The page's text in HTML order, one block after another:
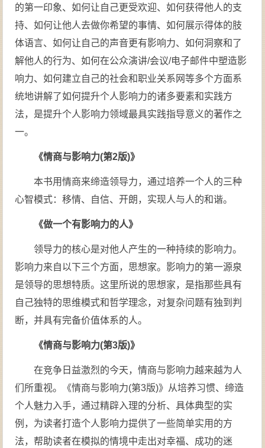
的第一印象、如何让自己更受欢迎、如何获得他人的支
持、如何让他人去做你希望的事情、如何展示得体的肢
体语言、如何让自己的声音更有影响力、如何洞察和了
解他人的行为、如何在公众演讲/会议/电子邮件中塑造影
响力、如何建立自己的社会和职业关系网等多个方面系
统地讲解了如何提升个人影响力的诸多要素和实践方
法，是提升个人影响力领域最具实践指导意义的著作之
一。
《情商与影响力(第2版)》
本书用情商来缔造领导力，通过培养一个人的三种
心智模式：移情、自信、开朗，实现人与人的和谐。
《做一个有影响力的人》
领导力的核心是对他人产生的一种持续的影响力。
影响力来自以下三个方面，思想家。影响力的第一源泉
是领导的思想特质。这里所说的思想家，是指那些具有
自己独特的思维模式和哲学理念，对复杂问题有独到判
断，并具有完备价值体系的人。
《情商与影响力(第3版)》
在竞争日益激烈的今天，情商与影响力越来越为人
们所重视。《情商与影响力(第3版)》从培养习惯、缔造
个人魅力入手，通过精辟入理的分析、具体典型的实
例，为读者打造个人影响力提供了一些简单实用的方
法，帮助读者在模拟的情境中走出对幸福、成功的迷